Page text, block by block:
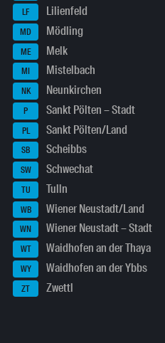
LF Lilienfeld
MD Mödling
ME Melk
MI Mistelbach
NK Neunkirchen
P Sankt Pölten – Stadt
PL Sankt Pölten/Land
SB Scheibbs
SW Schwechat
TU Tulln
WB Wiener Neustadt/Land
WN Wiener Neustadt – Stadt
WT Waidhofen an der Thaya
WY Waidhofen an der Ybbs
ZT Zwettl